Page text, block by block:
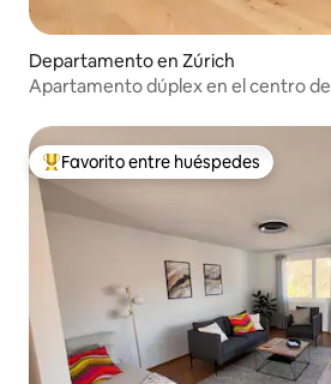
Departamento en Zúrich
Apartamento dúplex en el centro de
Favorito entre los huéspedes más
Favorito entre huéspedes